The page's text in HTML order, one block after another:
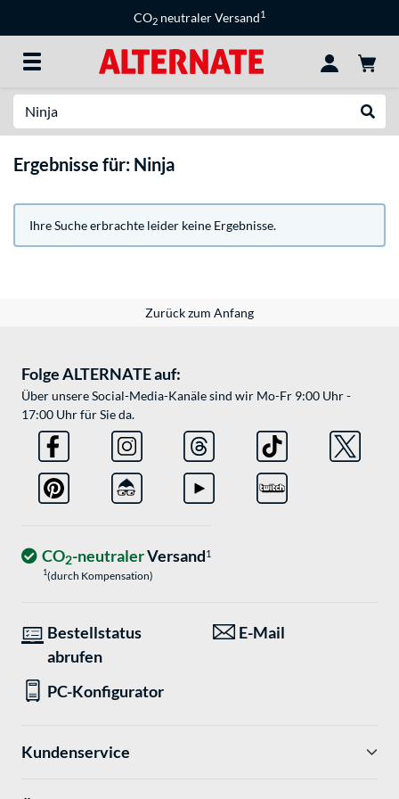
CO2 neutraler Versand1
Ergebnisse für: Ninja
Ihre Suche erbrachte leider keine Ergebnisse.
Zurück zum Anfang
Folge ALTERNATE auf:
Über unsere Social-Media-Kanäle sind wir Mo-Fr 9:00 Uhr -
17:00 Uhr für Sie da.
CO2-neutralerVersand1
1(durch Kompensation)
Bestellstatus
abrufen
E-Mail
PC-Konfigurator
Kundenservice